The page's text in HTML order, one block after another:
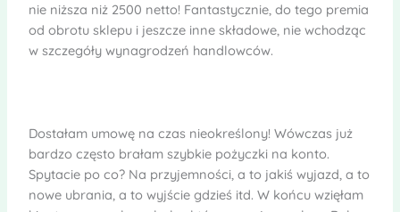
nie niższa niż 2500 netto! Fantastycznie, do tego premia
od obrotu sklepu i jeszcze inne składowe, nie wchodząc
w szczegóły wynagrodzeń handlowców.
Dostałam umowę na czas nieokreślony! Wówczas już
bardzo często brałam szybkie pożyczki na konto.
Spytacie po co? Na przyjemności, a to jakiś wyjazd, a to
nowe ubrania, a to wyjście gdzieś itd. W końcu wzięłam